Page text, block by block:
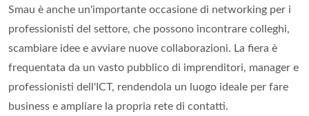
Smau è anche un'importante occasione di networking per i
professionisti del settore, che possono incontrare colleghi,
scambiare idee e avviare nuove collaborazioni. La fiera è
frequentata da un vasto pubblico di imprenditori, manager e
professionisti dell'ICT, rendendola un luogo ideale per fare
business e ampliare la propria rete di contatti.